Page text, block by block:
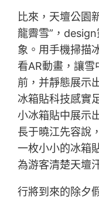
比來，天壇公園
龍霽雪”，
象。用手機掃描
看AR動畫，讓
前，并靜態展示
冰箱貼科技感實
小冰箱貼中展示
長于曉江先容說
一枚小小的冰箱
為游客清楚天壇
行將到來的除夕